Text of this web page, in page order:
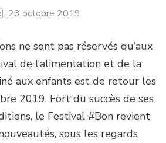
23 octobre 2019
ne sont pas réservés qu’aux
de l’alimentation et de la
aux enfants est de retour les
2019. Fort du succès de ses
le Festival #Bon revient
sous les regards